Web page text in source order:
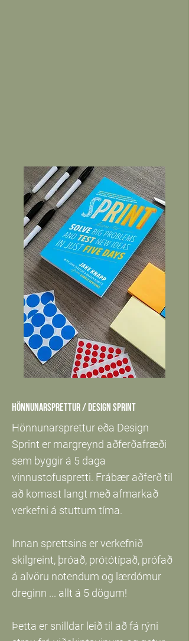
Hönnunarsprettur / Design sprint
Hönnunarsprettur eða Design
Sprint er margreynd aðferðafræði
sem byggir á 5 daga
vinnustofuspretti. Frábær aðferð til
að komast langt með afmarkað
verkefni á stuttum tíma.
Innan sprettsins er verkefnið
skilgreint, þróað, prótótípað, prófað
á alvöru notendum og lærdómur
dreginn ... allt á 5 dögum!
Þetta er snilldar leið til að fá rýni